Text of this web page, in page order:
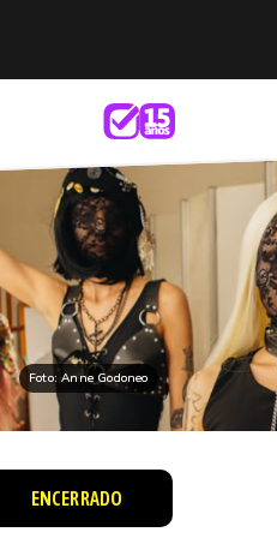
Foto: Anne Godoneo
ENCERRADO